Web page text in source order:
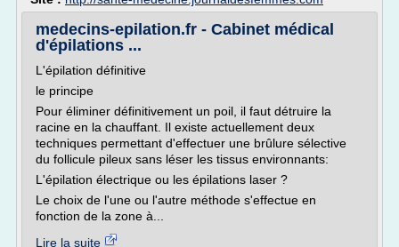
medecins-epilation.fr - Cabinet médical
d'épilations ...
L'épilation définitive
le principe
Pour éliminer définitivement un poil, il faut détruire la
racine en la chauffant. Il existe actuellement deux
techniques permettant d'effectuer une brûlure sélective
du follicule pileux sans léser les tissus environnants:
L'épilation électrique ou les épilations laser ?
Le choix de l'une ou l'autre méthode s'effectue en
fonction de la zone à...
Lire la suite